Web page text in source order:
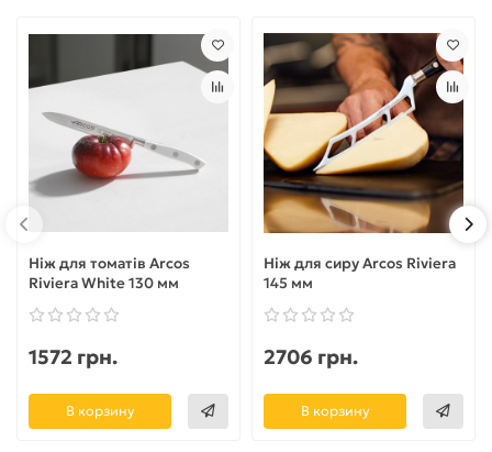
Ніж для томатів Arcos
Riviera White 130 мм
1572 грн.
В корзину
Ніж для сиру Arcos Riviera
145 мм
2706 грн.
В корзину